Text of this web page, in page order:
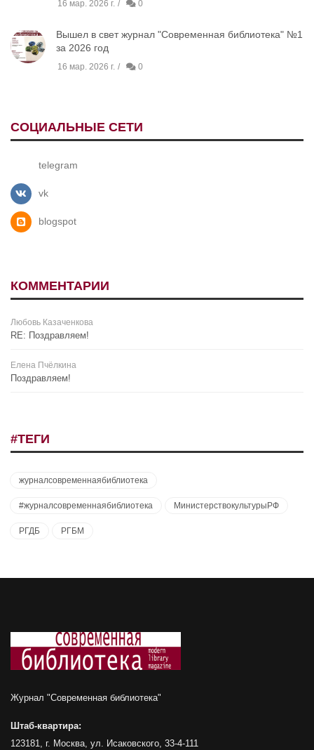
16 мар. 2026 г. 0
Вышел в свет журнал "Современная библиотека" №1
за 2026 год
16 мар. 2026 г. 0
СОЦИАЛЬНЫЕ СЕТИ
telegram
vk
blogspot
КОММЕНТАРИИ
Любовь Казаченкова
RE: Поздравляем!
Елена Пчёлкина
Поздравляем!
#ТЕГИ
журналсовременнаябиблиотека
#журналсовременнаябиблиотека МинистерствокультурыРФ
РГДБ РГБМ
Журнал "Современная библиотека"
Штаб-квартира:
123181, г. Москва, ул. Исаковского, 33-4-111